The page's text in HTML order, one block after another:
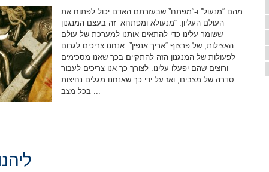
מהם “מנעול” ו-“מפתח” שבעזרתם האדם יכול לפתוח את
העולם העליון. “מנעולא ומפתחא” זה בעצם המנגנון
ששומר עלינו כדי להתאים אותנו למערכת של עולם
האצילות, של פרצוף “אריך אנפין”. אנחנו צריכים לגרום
לפעולות של המנגנון הזה להתקיים בכך שאנו מסכימים
ורוצים שהם יפעלו עלינו. לצורך כך אנו צריכים לעבור
סדרה של מצבים, ואז על ידי כך שאנחנו מגלים נחיצות
בכל מצב ...